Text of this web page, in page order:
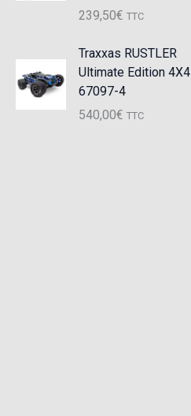
239,50€ TTC
Traxxas RUSTLER
Ultimate Edition 4X4
67097-4
540,00€ TTC